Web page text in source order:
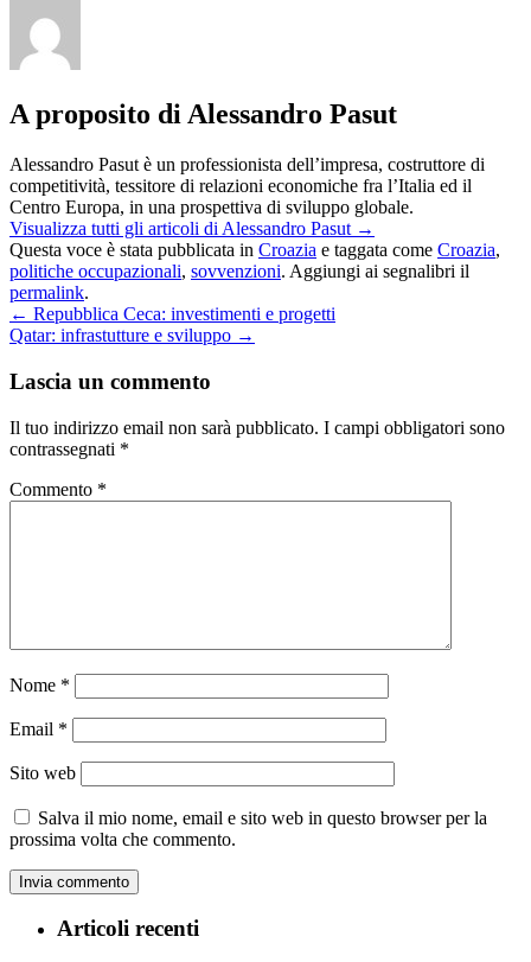
A proposito di Alessandro Pasut
Alessandro Pasut è un professionista dell’impresa, costruttore di
competitività, tessitore di relazioni economiche fra l’Italia ed il
Centro Europa, in una prospettiva di sviluppo globale.
Visualizza tutti gli articoli di Alessandro Pasut →
Questa voce è stata pubblicata in Croazia e taggata come Croazia,
politiche occupazionali, sovvenzioni. Aggiungi ai segnalibri il
permalink.
← Repubblica Ceca: investimenti e progetti
Qatar: infrastutture e sviluppo →
Lascia un commento
Il tuo indirizzo email non sarà pubblicato. I campi obbligatori sono
contrassegnati *
Commento *
Nome *
Email *
Sito web
Salva il mio nome, email e sito web in questo browser per la
prossima volta che commento.
Articoli recenti